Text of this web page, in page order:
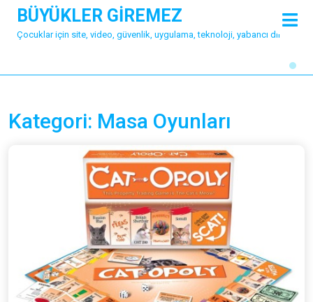
content
BÜYÜKLER GİREMEZ
Çocuklar için site, video, güvenlik, uygulama, teknoloji, yabancı dil
Kategori: Masa Oyunları